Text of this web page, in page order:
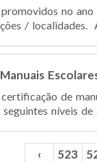
no
/ localidades.
de
níveis de
‹ 523